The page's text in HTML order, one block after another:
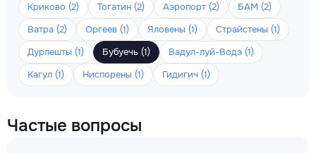
Криково (2)
Тогатин (2) Аэропорт (2)
БАМ (2)
Ватра (2)
Оргеев (1) Яловены (1)
Страйстены (1)
Дурлешты (1)
Бубуечь (1)
Вадул-луй-Водэ (1)
Кагул (1)
Ниспорены (1) Гидигич (1)
Частые вопросы